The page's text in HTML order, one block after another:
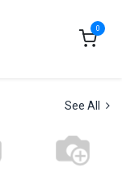
0
See All